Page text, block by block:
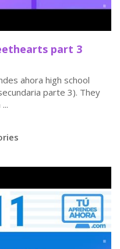
part 3
ahora high school
parte 3). They